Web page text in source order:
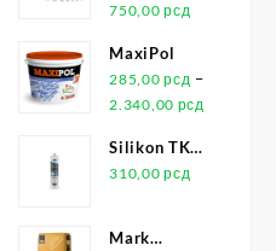
750,00рсд
MaxiPol
285,00рсд –
2.340,00 рсд
Silikon TKK
Universal
310,00рсд
Mark